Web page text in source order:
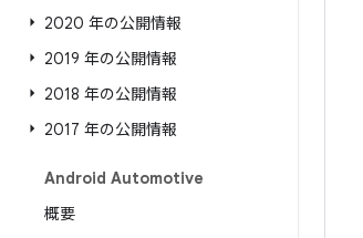
2020 年の公開情報
2019 年の公開情報
2018 年の公開情報
2017 年の公開情報
Android Automotive
概要